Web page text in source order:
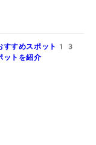
すすめスポット13
ットを紹介